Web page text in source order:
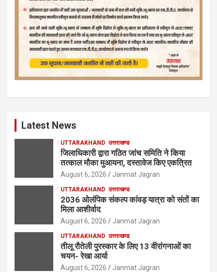
Latest News
UTTARAKHAND उत्तराखण्ड
जिलाधिकारी द्वारा गठित जांच समिति ने किया
तत्काल मौका मुआयना, दस्तावेज किए एकत्रित
August 6, 2026 Janmat Jagran
UTTARAKHAND उत्तराखण्ड
2036 ओलंपिक संकल्प कांवड़ यात्रा को संतों का
मिला आशीर्वाद
August 6, 2026 Janmat Jagran
UTTARAKHAND उत्तराखण्ड
तीलू रौतेली पुरस्कार के लिए 13 वीरांगनाओं का
चयन- रेखा आर्या
August 6, 2026 Janmat Jagran